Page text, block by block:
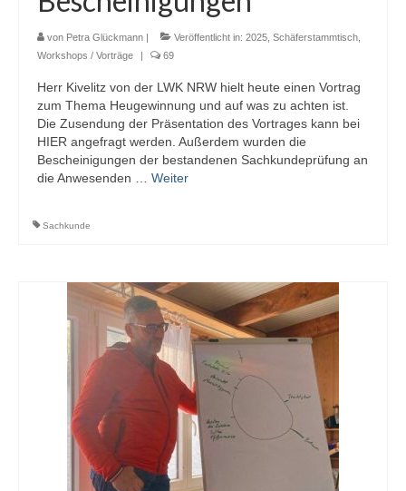
von Petra Glückmann Veröffentlicht in: 2025, Schäferstammtisch,
Workshops / Vorträge
69
Herr Kivelitz von der LWK NRW hielt heute einen Vortrag
zum Thema Heugewinnung und auf was zu achten ist.
Die Zusendung der Präsentation des Vortrages kann bei
HIER angefragt werden. Außerdem wurden die
Bescheinigungen der bestandenen Sachkundeprüfung an
die Anwesenden … Weiter
Sachkunde